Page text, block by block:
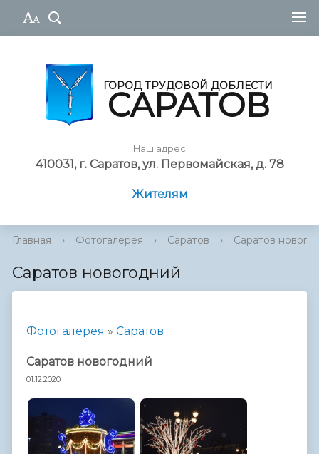
ГОРОД ТРУДОВОЙ ДОБЛЕСТИ
САРАТОВ
Наш адрес
410031, г. Саратов, ул. Первомайская, д. 78
Жителям
Главная › Фотогалерея › Саратов › Саратов
Саратов новогодний
Фотогалерея » Саратов
Саратов новогодний
01.12.2020